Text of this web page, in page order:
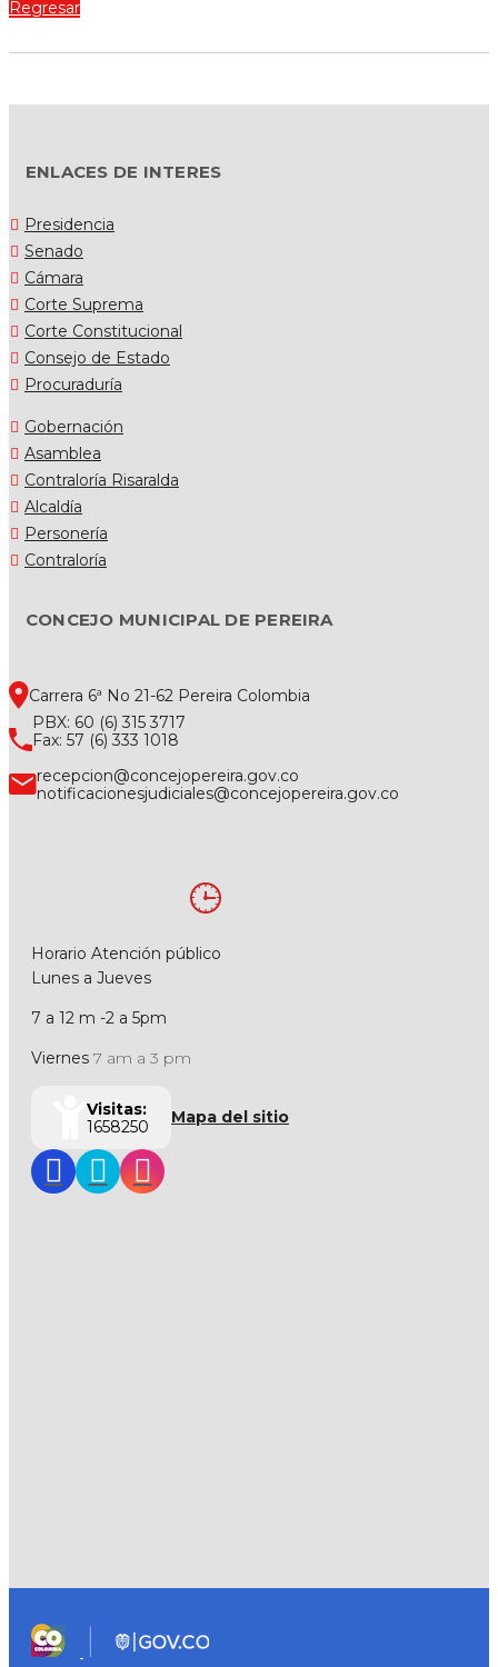
Regresar
ENLACES DE INTERES
Presidencia
Senado
Cámara
Corte Suprema
Corte Constitucional
Consejo de Estado
Procuraduría
Gobernación
Asamblea
Contraloría Risaralda
Alcaldía
Personería
Contraloría
CONCEJO MUNICIPAL DE PEREIRA
Carrera 6ª No 21-62 Pereira Colombia
PBX: 60 (6) 315 3717
Fax: 57 (6) 333 1018
recepcion@concejopereira.gov.co
notificacionesjudiciales@concejopereira.gov.co
Horario Atención público
Lunes a Jueves
7 a 12 m -2 a 5pm
Viernes 7 am a 3 pm
Visitas:
1658250
Mapa del sitio